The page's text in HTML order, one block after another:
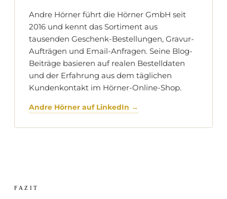
Andre Hörner führt die Hörner GmbH seit
2016 und kennt das Sortiment aus
tausenden Geschenk-Bestellungen, Gravur-
Aufträgen und Email-Anfragen. Seine Blog-
Beiträge basieren auf realen Bestelldaten
und der Erfahrung aus dem täglichen
Kundenkontakt im Hörner-Online-Shop.
Andre Hörner auf LinkedIn →
FAZIT